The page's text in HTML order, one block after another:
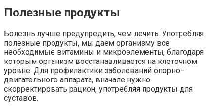
Полезные продукты
Болезнь лучше предупредить, чем лечить. Употребляя
полезные продукты, мы даем организму все
необходимые витамины и микроэлементы, благодаря
которым организм восстанавливается на клеточном
уровне. Для профилактики заболеваний опорно–
двигательного аппарата, вначале нужно
скорректировать рацион, употребляя продукты для
суставов.